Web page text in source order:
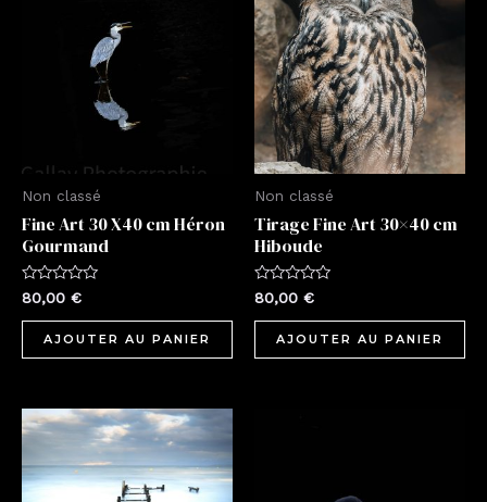
Non classé
Fine Art 30 X40 cm Héron
Gourmand
Note
0
sur
80,00 €
AJOUTER AU PANIER
Non classé
Tirage Fine Art 30×40 cm
Hiboude
Note
0
sur
80,00 €
AJOUTER AU PANIER